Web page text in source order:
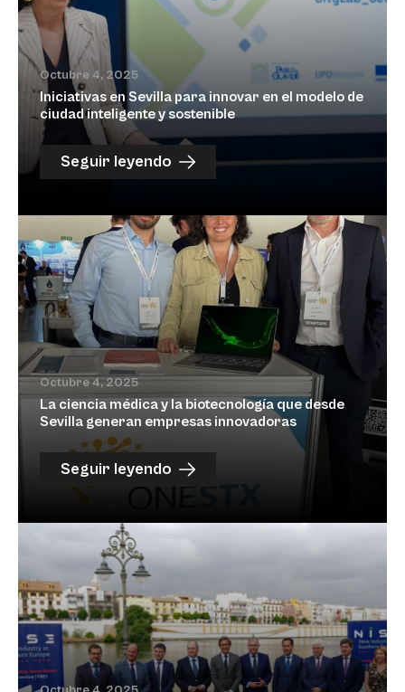
Octubre 4, 2025
Iniciativas en Sevilla para innovar en el modelo de
ciudad inteligente y sostenible
Seguir leyendo
Octubre 4, 2025
La ciencia médica y la biotecnología que desde
Sevilla generan empresas innovadoras
Seguir leyendo